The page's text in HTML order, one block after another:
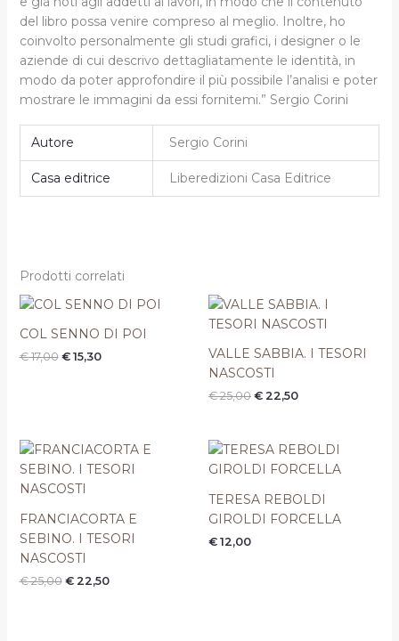
del libro possa venire compreso al meglio. Inoltre, ho
coinvolto personalmente gli studi grafici, i designer o le
aziende di cui descrivo dettagliatamente le identità, in
modo da poter approfondire il più possibile l’analisi e poter
mostrare le immagini da essi fornitemi.” Sergio Corini
Autore Sergio Corini
Casa editrice Liberedizioni Casa Editrice
Prodotti correlati
COL SENNO DI POI
€17,00
Il
originale
€ 17,00.
€15,30
Il
attuale
€ 15,30.
VALLE SABBIA. I TESORI
NASCOSTI
€25,00
Il
originale
€ 25,00.
€ 22,50
Il
attuale
€ 22,50.
FRANCIACORTA E
SEBINO. I TESORI
NASCOSTI
€25,00
Il
originale
era:
€22,50
Il
attuale
TERESA REBOLDI
GIROLDI FORCELLA
€ 12,00